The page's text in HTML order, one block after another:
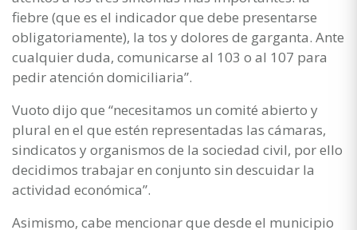
fiebre (que es el indicador que debe presentarse
obligatoriamente), la tos y dolores de garganta. Ante
cualquier duda, comunicarse al 103 o al 107 para
pedir atención domiciliaria”.
Vuoto dijo que “necesitamos un comité abierto y
plural en el que estén representadas las cámaras,
sindicatos y organismos de la sociedad civil, por ello
decidimos trabajar en conjunto sin descuidar la
actividad económica”.
Asimismo, cabe mencionar que desde el municipio